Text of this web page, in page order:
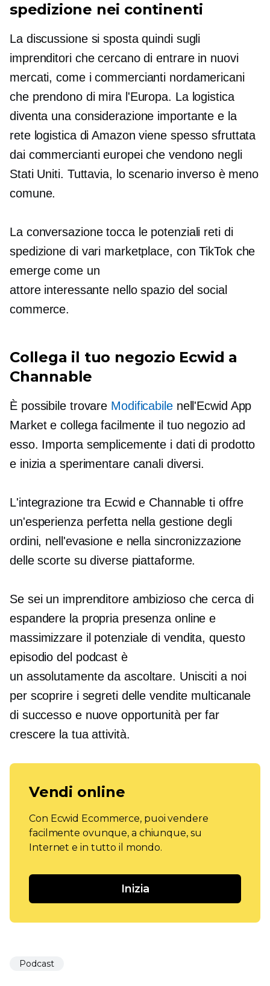
spedizione nei continenti
La discussione si sposta quindi sugli
imprenditori che cercano di entrare in nuovi
mercati, come i commercianti nordamericani
che prendono di mira l'Europa. La logistica
diventa una considerazione importante e la
rete logistica di Amazon viene spesso sfruttata
dai commercianti europei che vendono negli
Stati Uniti. Tuttavia, lo scenario inverso è meno
comune.
La conversazione tocca le potenziali reti di
spedizione di vari marketplace, con TikTok che
emerge come un
attore interessante nello spazio del social
commerce.
Collega il tuo negozio Ecwid a
Channable
È possibile trovare Modificabilenell'Ecwid App
Market e collega facilmente il tuo negozio ad
esso. Importa semplicemente i dati di prodotto
e inizia a sperimentare canali diversi.
L'integrazione tra Ecwid e Channable ti offre
un'esperienza perfetta nella gestione degli
ordini, nell'evasione e nella sincronizzazione
delle scorte su diverse piattaforme.
Se sei un imprenditore ambizioso che cerca di
espandere la propria presenza online e
massimizzare il potenziale di vendita, questo
episodio del podcast è
un assolutamente da ascoltare. Unisciti a noi
per scoprire i segreti delle vendite multicanale
di successo e nuove opportunità per far
crescere la tua attività.
Vendi online
Con Ecwid Ecommerce, puoi vendere
facilmente ovunque, a chiunque, su
Internet e in tutto il mondo.
Inizia
Podcast